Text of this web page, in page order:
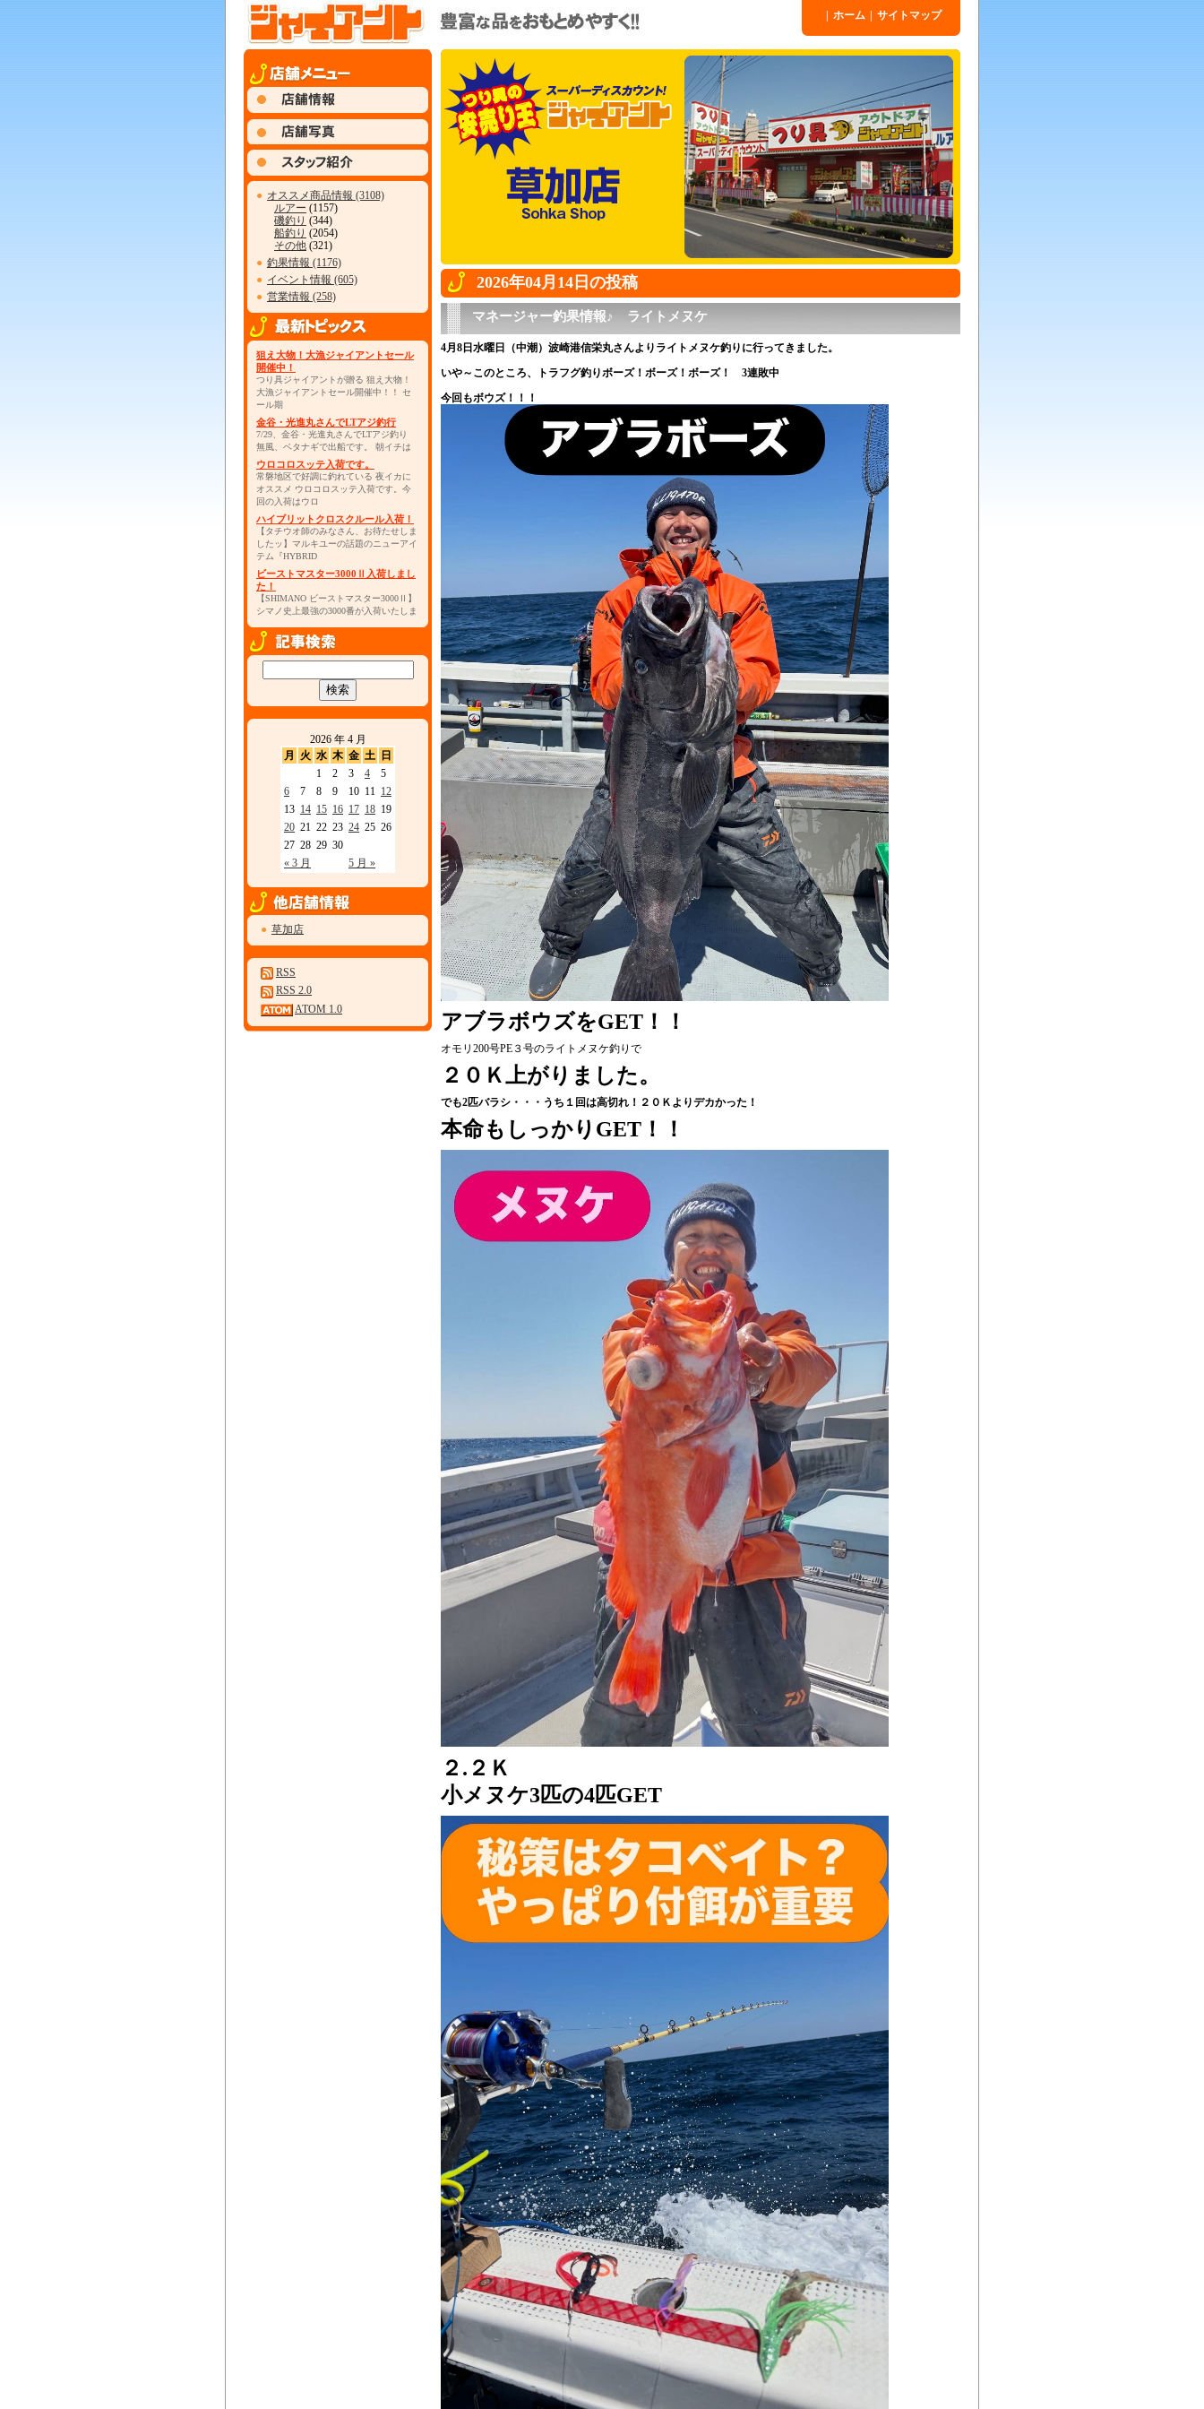
ホーム サイトマップ
● オススメ商品情報 (3108)
ルアー (1157)
磯釣り (344)
船釣り (2054)
その他 (321)
● 釣果情報 (1176)
● イベント情報 (605)
● 営業情報 (258)
狙え大物！大漁ジャイアントセール
開催中！
つり具ジャイアントが贈る 狙え大物！
大漁ジャイアントセール開催中！！ セ
ール期
金谷・光進丸さんでLTアジ釣行
7/29、金谷・光進丸さんでLTアジ釣り
無風、ベタナギで出船です。 朝イチは
ウロコロスッテ入荷です。
常磐地区で好調に釣れている 夜イカに
オススメ ウロコロスッテ入荷です。今
回の入荷はウロ
ハイブリットクロスクルール入荷！
【タチウオ師のみなさん、お待たせしま
したッ】マルキユーの話題のニューアイ
テム『HYBRID
ビーストマスター3000Ⅱ入荷しまし
た！
【SHIMANO ビーストマスター3000Ⅱ】
シマノ史上最強の3000番が入荷いたしま
2026 年 4 月
月
火 水 木 金 土 日
« 3 月 5 月 »
1 2 3 4
5
6
7 8 9 10 11 12
13 14 15 16 17 18 19
20 21 22 23 24 25 26
27 28 29 30
● 草加店
RSS
RSS 2.0
ATOM 1.0
2026年04月14日の投稿
マネージャー釣果情報♪ ライトメヌケ
4月8日水曜日（中潮）波崎港信栄丸さんよりライトメヌケ釣りに行ってきました。
いや～このところ、トラフグ釣りボーズ！ボーズ！ボーズ！ 3連敗中
今回もボウズ！！！
アブラボウズをGET！！
オモリ200号PE３号のライトメヌケ釣りで
２０Ｋ上がりました。
でも2匹バラシ・・・うち１回は高切れ！２０Ｋよりデカかった！
本命もしっかりGET！！
２.２Ｋ
小メヌケ3匹の4匹GET